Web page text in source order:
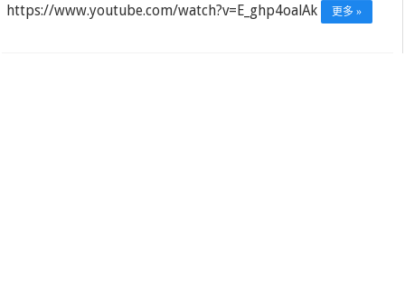
https://www.youtube.com/watch?v=E_ghp4oalAk 更多 »